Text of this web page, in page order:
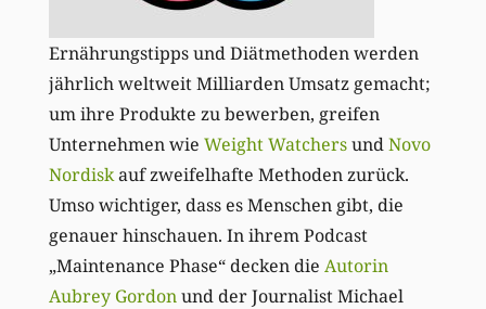
Ernährungstipps und Diätmethoden werden
jährlich weltweit Milliarden Umsatz gemacht;
um ihre Produkte zu bewerben, greifen
Unternehmen wie Weight WatchersundNovo
Nordiskauf zweifelhafte Methoden zurück.
Umso wichtiger, dass es Menschen gibt, die
genauer hinschauen. In ihrem Podcast
„Maintenance Phase“ decken die Autorin
Aubrey Gordonund der Journalist Michael